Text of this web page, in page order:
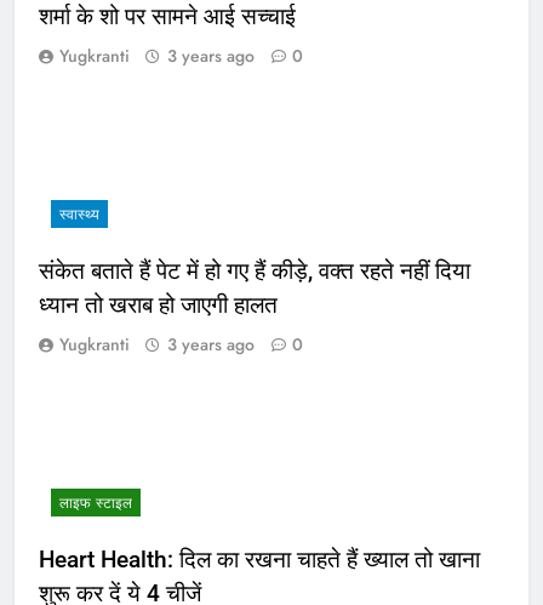
शर्मा के शो पर सामने आई सच्चाई
Yugkranti 3 years ago 0
स्वास्थ्य
संकेत बताते हैं पेट में हो गए हैं कीड़े, वक्त रहते नहीं दिया
ध्यान तो खराब हो जाएगी हालत
Yugkranti 3 years ago 0
लाइफ स्टाइल
Heart Health: दिल का रखना चाहते हैं ख्याल तो खाना
शुरू कर दें ये 4 चीजें